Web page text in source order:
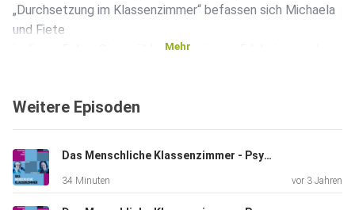
„Durchsetzung im Klassenzimmer“ befassen sich Michaela
und Fiete
in dieser Folge. Sie erzählen viele eigene Erlebnisse, geben
Wie setze ich mich „richtig“ durch im Klassenzimmer und
wie erschaffe und vereinbare ich Regeln?
Mehr
Weitere Episoden
Das Menschliche Klassenzimmer - Psychologie und Schule ==> FOLGE #14: Meine Wunschschule <== Wissenswertes rund um Lehrerausbildung, Erziehung, Pädagogik
34 Minuten vor 3 Jahren